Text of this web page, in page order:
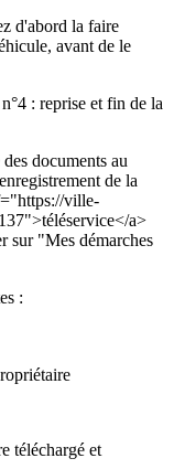
d'abord la faire
avant de le
: reprise et fin de la
documents au
de la
ville-
a>
sur "Mes démarches
:
téléchargé et